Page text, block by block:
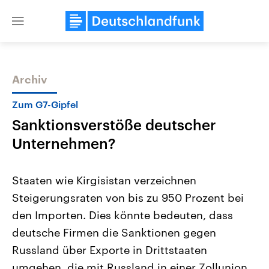
Close
Themen
Landtagswahl Sachsen-Anhalt
2026
Alle Informationen
Sachsen-Anhalt wählt am 6.
September 2026 einen neuen
Landtag. Seit 2021 wird das
Bundesland von einer Koalition aus
USA
Aktuelle Beiträge,
Wirtschaftlich und
gehören die Vereinigten
den mächtigsten Ländern
mit großem Einfluss auf
Archiv
Zum G7-Gipfel
Sanktionsverstöße deutscher
Unternehmen?
Staaten wie Kirgisistan verzeichnen
Steigerungsraten von bis zu 950 Prozent bei
den Importen. Dies könnte bedeuten, dass
deutsche Firmen die Sanktionen gegen
Russland über Exporte in Drittstaaten